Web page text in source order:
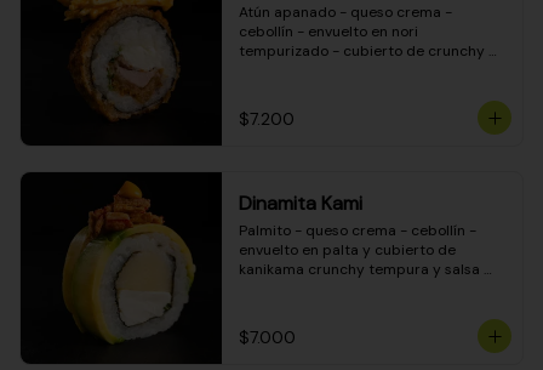
Atún apanado - queso crema -
cebollín - envuelto en nori
tempurizado - cubierto de crunchy
$7.200
Dinamita Kami
Palmito - queso crema - cebollín -
envuelto en palta y cubierto de
kanikama crunchy tempura y salsa
$7.000